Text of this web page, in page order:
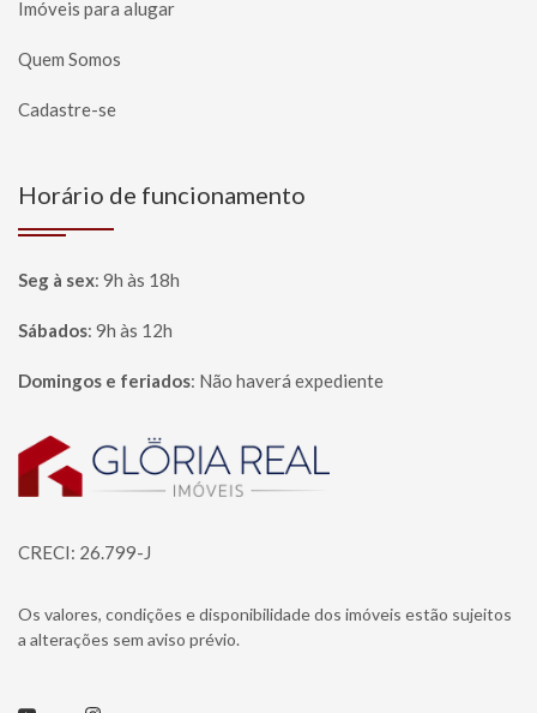
Imóveis para alugar
Quem Somos
Cadastre-se
Horário de funcionamento
Seg à sex: 9h às 18h
Sábados: 9h às 12h
Domingos e feriados: Não haverá expediente
Página inicial
CRECI: 26.799-J
Os valores, condições e disponibilidade dos imóveis estão sujeitos
a alterações sem aviso prévio.